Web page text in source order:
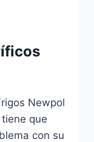
Newpol
que
con su